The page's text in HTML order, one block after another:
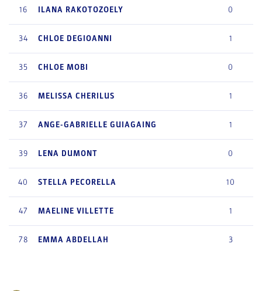
16 ILANA RAKOTOZOELY 0
34 CHLOE DEGIOANNI 1
35 CHLOE MOBI 0
36 MELISSA CHERILUS 1
37 ANGE-GABRIELLE GUIAGAING 1
39 LENA DUMONT 0
40 STELLA PECORELLA 10
47 MAELINE VILLETTE 1
78 EMMA ABDELLAH 3